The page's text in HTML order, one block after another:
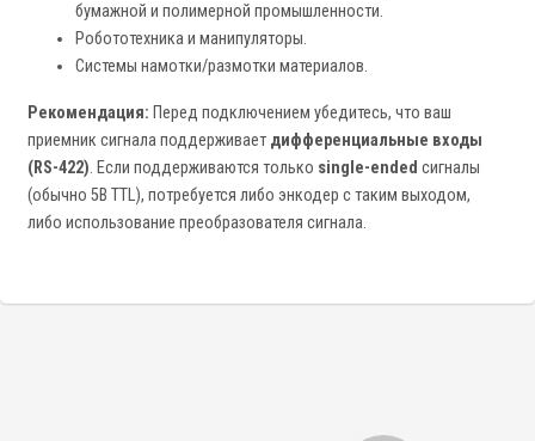
бумажной и полимерной промышленности.
Робототехника и манипуляторы.
Системы намотки/размотки материалов.
Рекомендация: Перед подключением убедитесь, что ваш
приемник сигнала поддерживает дифференциальные входы
(RS-422). Если поддерживаются только single-ended сигналы
(обычно 5В TTL), потребуется либо энкодер с таким выходом,
либо использование преобразователя сигнала.